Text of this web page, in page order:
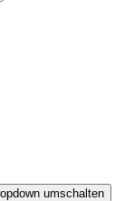
umschalten